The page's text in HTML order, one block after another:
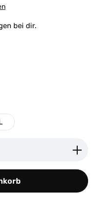
bei dir.
Wert ein